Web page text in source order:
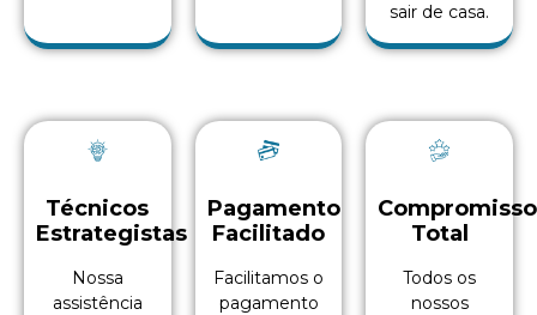
sair de casa.
Técnicos
Estrategistas
Nossa
assistência
Pagamento
Facilitado
Facilitamos o
pagamento
Compromisso
Total
Todos os
nossos